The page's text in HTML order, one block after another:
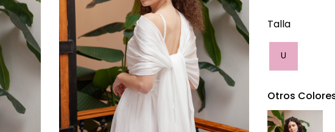
Talla
U
Otros